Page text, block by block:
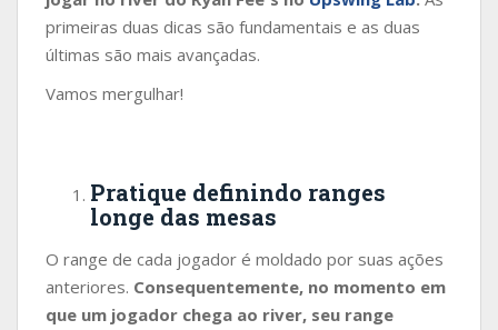
primeiras duas dicas são fundamentais e as duas
últimas são mais avançadas.
Vamos mergulhar!
Pratique definindo ranges
longe das mesas
O range de cada jogador é moldado por suas ações
anteriores. Consequentemente, no momento em
que um jogador chega ao river, seu range